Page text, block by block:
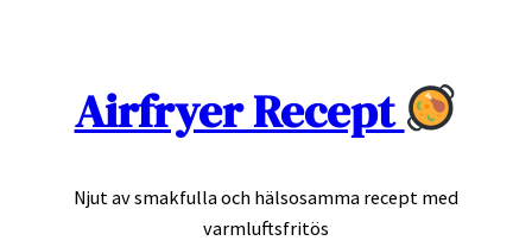
Airfryer Recept
Njut av smakfulla och hälsosamma recept med
varmluftsfritös